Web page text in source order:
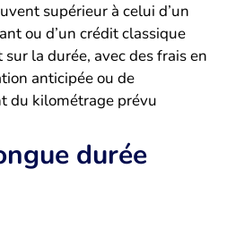
supérieur à celui d’un
ou d’un crédit classique
la durée, avec des frais en
anticipée ou de
du kilométrage prévu
durée